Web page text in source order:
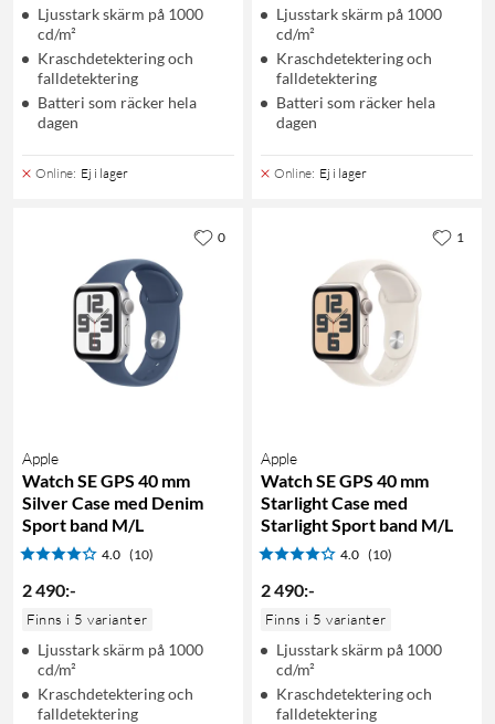
Ljusstark skärm på 1000
cd/m²
Kraschdetektering och
falldetektering
Batteri som räcker hela
dagen
Online: Ej i lager
Ljusstark skärm på 1000
cd/m²
Kraschdetektering och
falldetektering
Batteri som räcker hela
dagen
Online: Ej i lager
Apple
Watch SE GPS 40 mm
Silver Case med Denim
Sport band M/L
4.0 (10)
2 490:-
Finns i 5 varianter
Ljusstark skärm på 1000
cd/m²
Kraschdetektering och
falldetektering
0
Apple
Watch SE GPS 40 mm
Starlight Case med
Starlight Sport band M/L
4.0 (10)
2 490:-
Finns i 5 varianter
Ljusstark skärm på 1000
cd/m²
Kraschdetektering och
falldetektering
1